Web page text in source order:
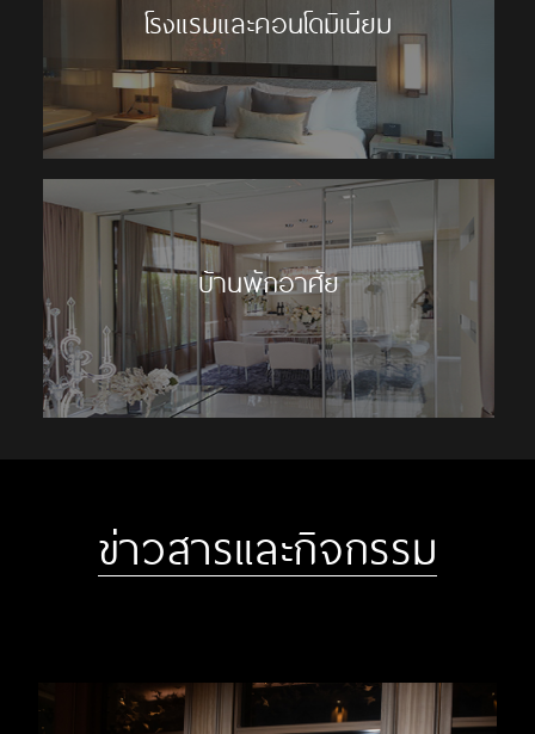
โรงแรมและคอนโดมิเนียม
บ้านพักอาศัย
ข่าวสารและกิจกรรม